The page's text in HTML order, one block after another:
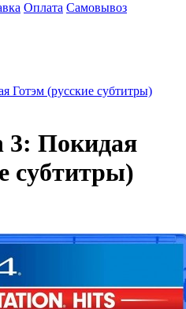
Оплата Самовывоз
Готэм (русские субтитры)
3: Покидая
субтитры)